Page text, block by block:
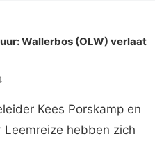
Wallerbos (OLW) verlaat
Kees Porskamp en
hebben zich